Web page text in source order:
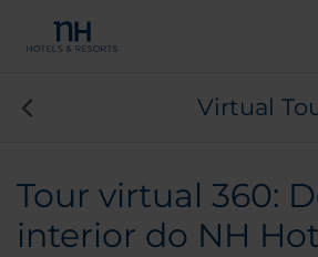
Virtual
Tour virtual 360:
interior do NH